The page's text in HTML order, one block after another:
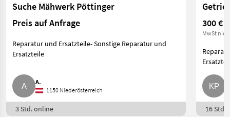
Suche Mähwerk Pöttinger
Preis auf Anfrage
Reparatur und Ersatzteile- Sonstige Reparatur und
Ersatzteile
A.
1150 Niederösterreich
3 Std. online
300 €
MwSt
16 Std.